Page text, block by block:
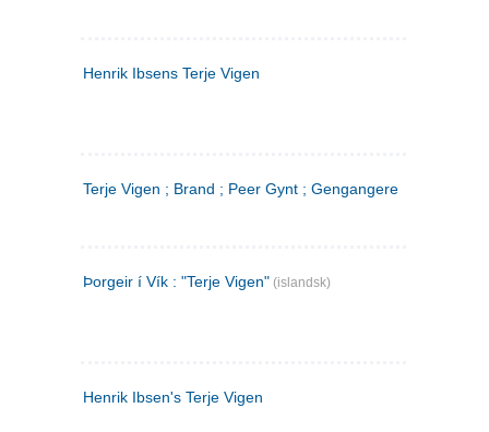
Henrik Ibsens Terje Vigen
Terje Vigen ; Brand ; Peer Gynt ; Gengangere
Þorgeir í Vík : "Terje Vigen" (islandsk)
Henrik Ibsen's Terje Vigen